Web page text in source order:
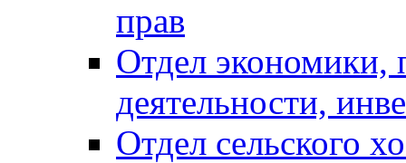
прав
Отдел экономики,
деятельности,
Отдел сельского